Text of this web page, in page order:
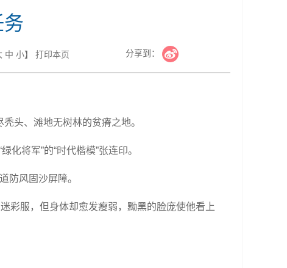
中 小】 打印本页 分享到：
头、滩地无树林的贫瘠之地。
将军”的“时代楷模”张连印。
防风固沙屏障。
彩服，但身体却愈发瘦弱，黝黑的脸庞使他看上